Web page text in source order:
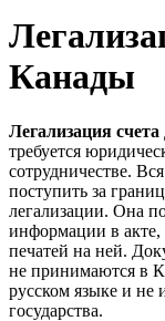
Канады
Легализация
требуется
сотрудничестве.
поступить за
легализации. Она
информации в акте,
печатей на ней.
не принимаются в
русском языке и не
государства.